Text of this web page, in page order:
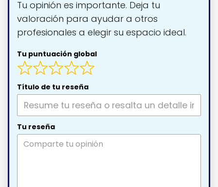
Tu opinión es importante. Deja tu
valoración para ayudar a otros
profesionales a elegir su espacio ideal.
Tu puntuación global
Título de tu reseña
Tu reseña